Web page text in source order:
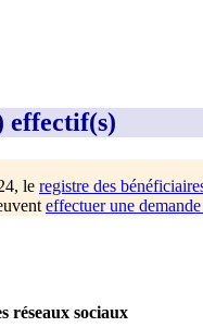
effectif(s)
le registre des
effectuer une demande
réseaux sociaux